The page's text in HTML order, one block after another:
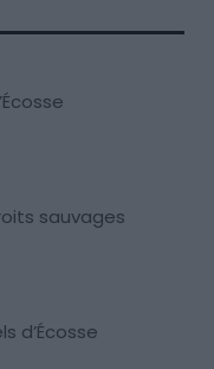
sauvages
d’Écosse